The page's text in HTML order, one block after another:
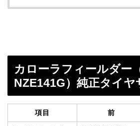
カローラフィールダー
NZE141G）純正タイヤ
項目 前